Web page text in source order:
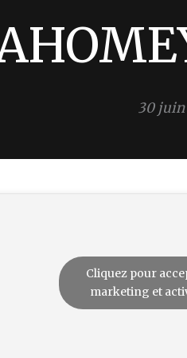
30 juin
Cliquez pour
marketing et